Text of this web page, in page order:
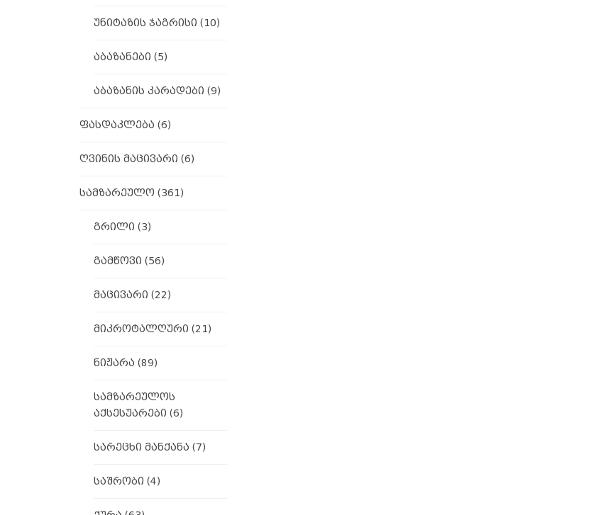
უნიტაზის ჯაგრისი (10)
აბაზანები (5)
აბაზანის კარადები (9)
ფასდაკლება (6)
ღვინის მაცივარი (6)
სამზარეულო (361)
გრილი (3)
გამწოვი (56)
მაცივარი (22)
მიკროტალღური (21)
ნიჟარა (89)
სამზარეულოს
აქსესუარები (6)
სარეცხი მანქანა (7)
საშრობი (4)